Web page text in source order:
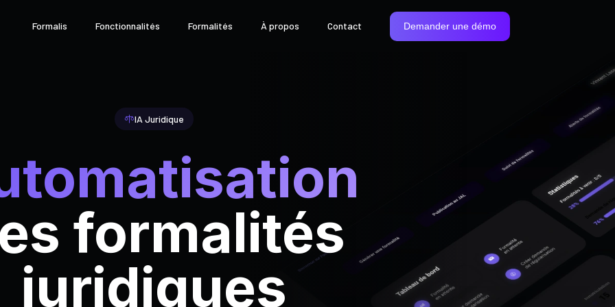
Formalis Fonctionnalités Formalités À propos Contact Demander une démo
IA Juridique
formalités
juridiques